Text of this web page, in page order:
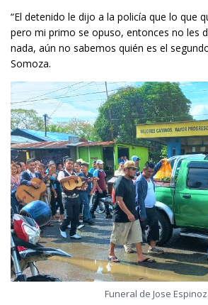
“El detenido le dijo a la policía que lo que
pero mi primo se opuso, entonces no les
nada, aún no sabemos quién es el
Somoza.
Funeral de Jose